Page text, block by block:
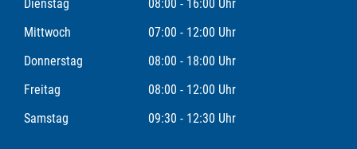
Dienstag
08:00 - 16:00 Uhr
Mittwoch
07:00 - 12:00 Uhr
Donnerstag
08:00 - 18:00 Uhr
Freitag
08:00 - 12:00 Uhr
Samstag
09:30 - 12:30 Uhr